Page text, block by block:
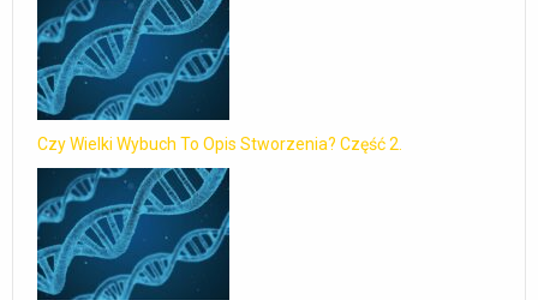
Czy Wielki Wybuch To Opis Stworzenia? Część 2.